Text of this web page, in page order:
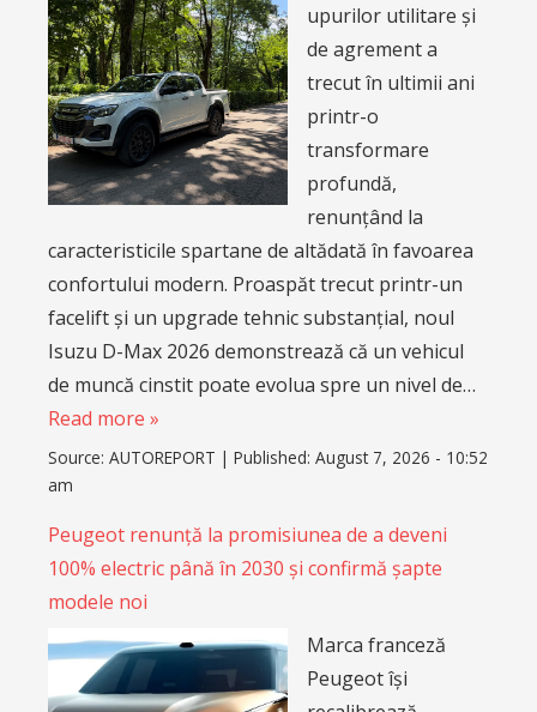
upurilor utilitare și
de agrement a
trecut în ultimii ani
printr-o
transformare
profundă,
renunțând la
caracteristicile spartane de altădată în favoarea
confortului modern. Proaspăt trecut printr-un
facelift și un upgrade tehnic substanțial, noul
Isuzu D-Max 2026 demonstrează că un vehicul
de muncă cinstit poate evolua spre un nivel de…
Read more »
Source: AUTOREPORT | Published: August 7, 2026 - 10:52
am
Peugeot renunță la promisiunea de a deveni
100% electric până în 2030 și confirmă șapte
modele noi
Marca franceză
Peugeot își